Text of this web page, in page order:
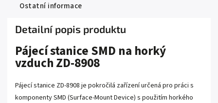
Ostatní informace
Detailní popis produktu
Pájecí stanice SMD na horký
vzduch ZD-8908
Pájecí stanice ZD-8908 je pokročilá zařízení určená pro práci s
komponenty SMD (Surface-Mount Device) s použitím horkého